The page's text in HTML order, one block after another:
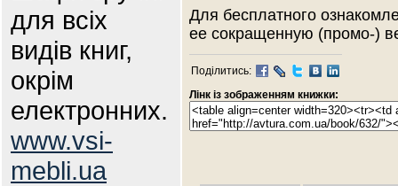
для всіх
видів книг,
окрім
електронних.
www.vsi-
mebli.ua
Для бесплатного
ее сокращенную (промо-)
Поділитись:
Лінк із зображенням книжки: